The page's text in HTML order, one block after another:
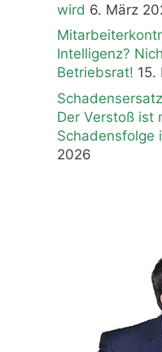
wird 6. März
Intelligenz?
Betriebsrat! 15.
Der Verstoß ist
Schadensfolge
2026